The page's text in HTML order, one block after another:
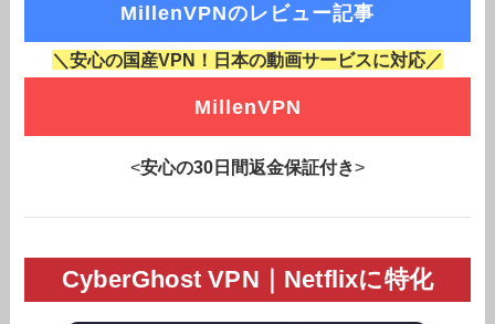
MillenVPNのレビュー記事
＼安心の国産VPN！日本の動画サービスに対応／
MillenVPN
<安心の30日間返金保証付き>
CyberGhost VPN｜Netflixに特化